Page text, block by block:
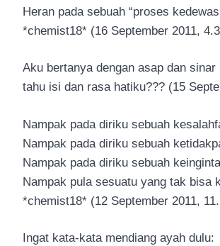
Heran pada sebuah “proses
*chemist18* (16 September 2011,
Aku bertanya dengan asap dan
tahu isi dan rasa hatiku??? (15
Nampak pada diriku sebuah
Nampak pada diriku sebuah
Nampak pada diriku sebuah
Nampak pula sesuatu yang tak bisa
*chemist18* (12 September 2011,
Ingat kata-kata mendiang ayah dulu: